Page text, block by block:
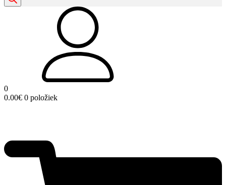
0
0.00€ 0 položiek